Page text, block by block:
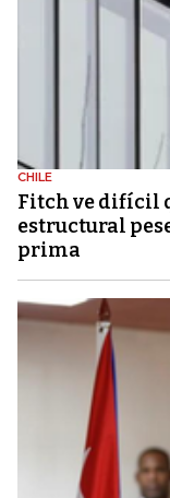
CHILE
Fitch ve difícil
estructural
prima